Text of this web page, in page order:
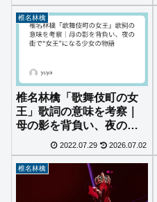
椎名林檎
椎名林檎「歌舞伎町の女
王」歌詞の意味を考察｜
母の影を背負い、夜の街
で“女王”になる少女の物
語
2022.07.29 2026.07.02
椎名林檎